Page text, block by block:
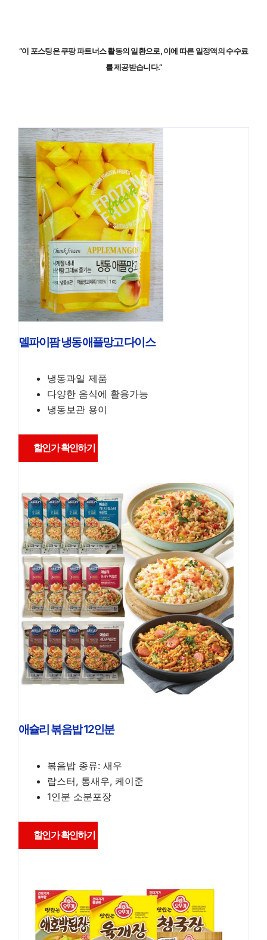
“이 포스팅은 쿠팡 파트너스 활동의 일환으로, 이에 따른 일정액의 수수료
를 제공받습니다.”
델파이팜 냉동 애플망고 다이스
냉동과일 제품
다양한 음식에 활용가능
냉동보관 용이
할인가 확인하기
애슐리 볶음밥 12인분
볶음밥 종류: 새우
랍스터, 통새우, 케이준
1인분 소분포장
할인가 확인하기